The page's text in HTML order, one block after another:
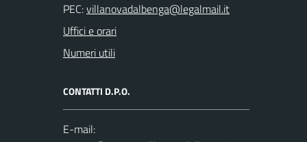
PEC:
Uffici e orari
Numeri utili
CONTATTI D.P.O.
E-mail: